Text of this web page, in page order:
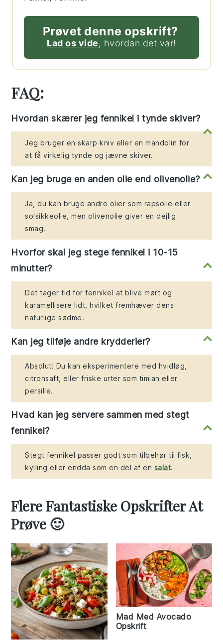
Prøvet denne opskrift?
Lad os vide, hvordan det var!
FAQ:
Hvordan skærer jeg fennikel i tynde skiver?
Jeg bruger en skarp kniv eller en mandolin for
at få virkelig tynde og jævne skiver.
Kan jeg bruge en anden olie end olivenolie?
Ja, du kan bruge andre olier som rapsolie eller
solsikkeolie, men olivenolie giver en dejlig
smag.
Hvorfor skal jeg stege fennikel i 10-15
minutter?
Det tager tid for fennikel at blive mørt og
karamellisere lidt, hvilket fremhæver dens
naturlige sødme.
Kan jeg tilføje andre krydderier?
Absolut! Du kan eksperimentere med hvidløg,
citronsaft, eller friske urter som timian eller
persille.
Hvad kan jeg servere sammen med stegt
fennikel?
Stegt fennikel passer godt som tilbehør til fisk,
kylling eller endda som en del af en salat.
Flere Fantastiske Opskrifter At
Prøve 🙂
Mad Med Avocado
Opskrift